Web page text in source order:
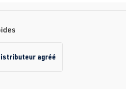
agréé